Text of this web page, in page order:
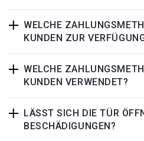
WELCHE
KUNDEN ZUR
WELCHE
KUNDEN VERWENDET?
LÄSST SICH DIE TÜR
BESCHÄDIGUNGEN?